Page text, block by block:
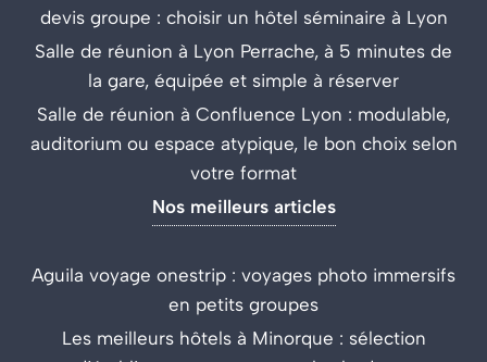
devis groupe : choisir un hôtel séminaire à Lyon
Salle de réunion à Lyon Perrache, à 5 minutes de
la gare, équipée et simple à réserver
Salle de réunion à Confluence Lyon : modulable,
auditorium ou espace atypique, le bon choix selon
votre format
Nos meilleurs articles
Aguila voyage onestrip : voyages photo immersifs
en petits groupes
Les meilleurs hôtels à Minorque : sélection